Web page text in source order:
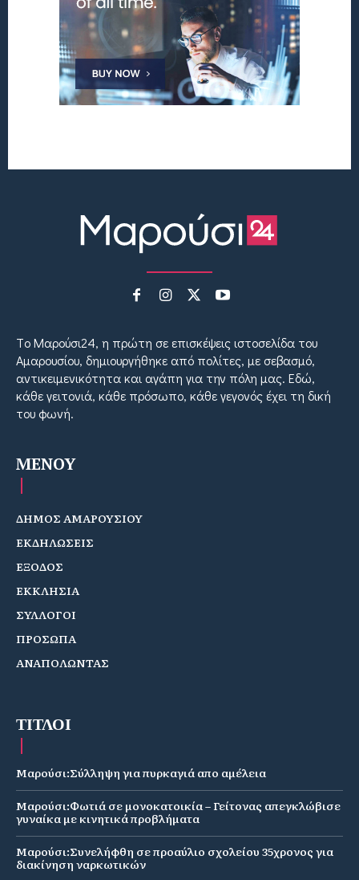
Tο Μαρούσι24, η πρώτη σε επισκέψεις ιστοσελίδα του
Αμαρουσίου, δημιουργήθηκε από πολίτες, με σεβασμό,
αντικειμενικότητα και αγάπη για την πόλη μας. Εδώ,
κάθε γειτονιά, κάθε πρόσωπο, κάθε γεγονός έχει τη δική
του φωνή.
MENOY
ΔΗΜΟΣ ΑΜΑΡΟΥΣΙΟΥ
ΕΚΔΗΛΩΣΕΙΣ
ΕΞΟΔΟΣ
ΕΚΚΛΗΣΙΑ
ΣΥΛΛΟΓΟΙ
ΠΡΟΣΩΠΑ
ΑΝΑΠΟΛΩΝΤΑΣ
ΤΙΤΛΟΙ
Μαρούσι:Σύλληψη για πυρκαγιά απο αμέλεια
Μαρούσι:Φωτιά σε μονοκατοικία – Γείτονας απεγκλώβισε
γυναίκα με κινητικά προβλήματα
Μαρούσι:Συνελήφθη σε προαύλιο σχολείου 35χρονος για
διακίνηση ναρκωτικών